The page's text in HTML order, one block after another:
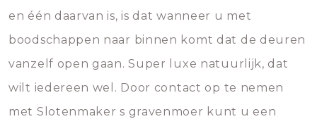
en één daarvan is, is dat wanneer u met
boodschappen naar binnen komt dat de deuren
vanzelf open gaan. Super luxe natuurlijk, dat
wilt iedereen wel. Door contact op te nemen
met Slotenmaker s gravenmoer kunt u een